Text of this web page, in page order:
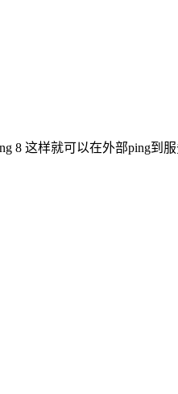
8 这样就可以在外部ping到